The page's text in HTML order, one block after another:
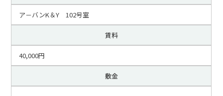
ア－バンK＆Y 102号室
賃料
40,000円
敷金